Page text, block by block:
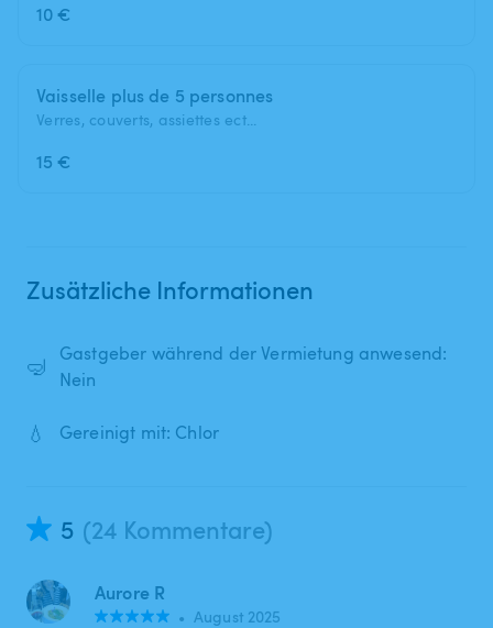
10 €
Vaisselle plus de 5 personnes
Verres, couverts, assiettes ect...
15 €
Zusätzliche Informationen
🤿
Gastgeber während der Vermietung anwesend:
Nein
💧 Gereinigt mit: Chlor
5 (24 Kommentare)
Aurore R
• August 2025